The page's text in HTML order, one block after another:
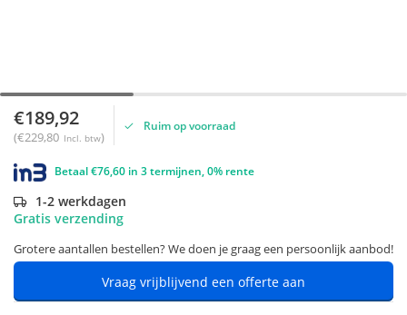
€189,92
(€229,80 Incl. btw)
Ruim op voorraad
Betaal €76,60 in 3 termijnen, 0% rente
1-2 werkdagen
Gratis verzending
Grotere aantallen bestellen? We doen je graag een persoonlijk aanbod!
Vraag vrijblijvend een offerte aan